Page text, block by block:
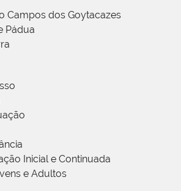
Campos dos Goytacazes
Pádua
Inicial e Continuada
e Adultos